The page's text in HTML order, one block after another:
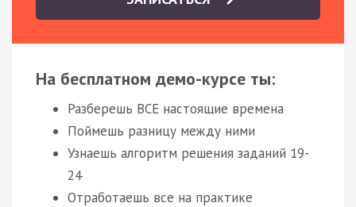
На бесплатном демо-курсе ты:
Разберешь ВСЕ настоящие времена
Поймешь разницу между ними
Узнаешь алгоритм решения заданий 19-
24
Отработаешь все на практике